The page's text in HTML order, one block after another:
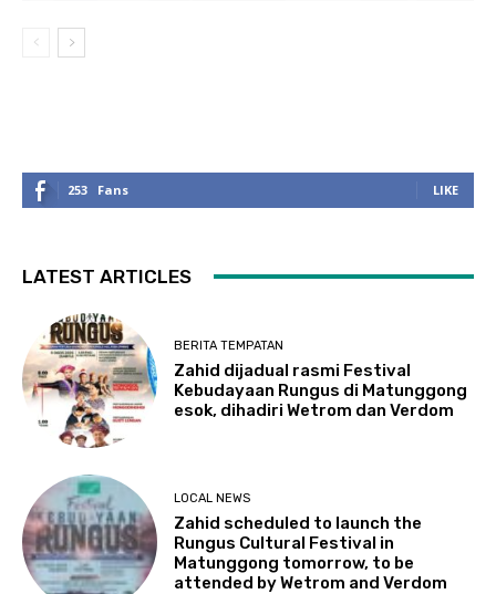
253 Fans LIKE
LATEST ARTICLES
BERITA TEMPATAN
Zahid dijadual rasmi Festival
Kebudayaan Rungus di Matunggong
esok, dihadiri Wetrom dan Verdom
LOCAL NEWS
Zahid scheduled to launch the
Rungus Cultural Festival in
Matunggong tomorrow, to be
attended by Wetrom and Verdom